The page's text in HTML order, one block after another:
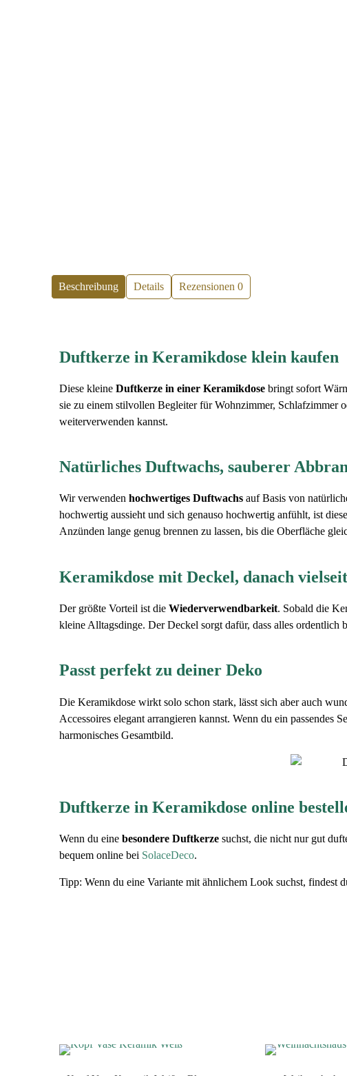
Beschreibung Details Rezensionen 0
Duftkerze in Keramikdose klein kaufen
Diese kleine Duftkerze in einer Keramikdosebringt sofort
sie zu einem stilvollen Begleiter für Wohnzimmer, Schlafzimmer
weiterverwenden kannst.
Natürliches Duftwachs, sauberer
Wir verwenden hochwertiges Duftwachsauf Basis von
hochwertig aussieht und sich genauso hochwertig anfühlt, ist
Anzünden lange genug brennen zu lassen, bis die Oberfläche
Keramikdose mit Deckel, danach
Der größte Vorteil ist die Wiederverwendbarkeit. Sobald die
kleine Alltagsdinge. Der Deckel sorgt dafür, dass alles
Passt perfekt zu deiner Deko
Die Keramikdose wirkt solo schon stark, lässt sich aber auch
Accessoires elegant arrangieren kannst. Wenn du ein passendes
harmonisches Gesamtbild.
Duftkerze in Keramikdose online
Wenn du eine besondere Duftkerzesuchst, die nicht nur gut
bequem online bei SolaceDeco.
Tipp: Wenn du eine Variante mit ähnlichem Look suchst, findest